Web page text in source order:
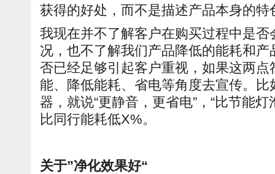
获得的好处，而不是描述产品本身的特
我现在并不了解客户在购买过程中是
况，也不了解我们产品降低的能耗和
否已经足够引起客户重视，如果这两
能、降低能耗、省电等角度去宣传。
器，就说“更静音，更省电”，“比节能
比同行能耗低X%。
关于”净化效果好“